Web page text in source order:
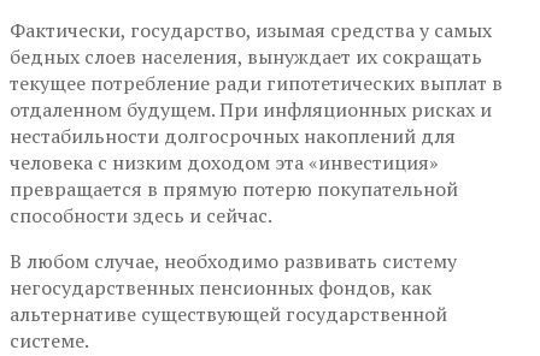
Фактически, государство, изымая средства у самых
бедных слоев населения, вынуждает их сокращать
текущее потребление ради гипотетических выплат в
отдаленном будущем. При инфляционных рисках и
нестабильности долгосрочных накоплений для
человека с низким доходом эта «инвестиция»
превращается в прямую потерю покупательной
способности здесь и сейчас.
В любом случае, необходимо развивать систему
негосударственных пенсионных фондов, как
альтернативе существующей государственной
системе.